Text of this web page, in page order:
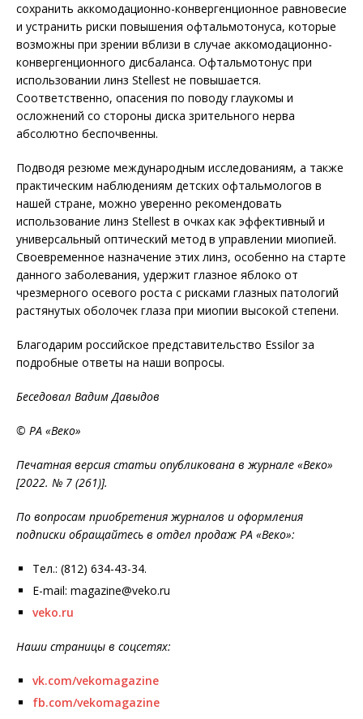
сохранить аккомодационно-конвергенционное равновесие
и устранить риски повышения офтальмотонуса, которые
возможны при зрении вблизи в случае аккомодационно-
конвергенционного дисбаланса. Офтальмотонус при
использовании линз Stellest не повышается.
Соответственно, опасения по поводу глаукомы и
осложнений со стороны диска зрительного нерва
абсолютно беспочвенны.
Подводя резюме международным исследованиям, а также
практическим наблюдениям детских офтальмологов в
нашей стране, можно уверенно рекомендовать
использование линз Stellest в очках как эффективный и
универсальный оптический метод в управлении миопией.
Своевременное назначение этих линз, особенно на старте
данного заболевания, удержит глазное яблоко от
чрезмерного осевого роста с рисками глазных патологий
растянутых оболочек глаза при миопии высокой степени.
Благодарим российское представительство Essilor за
подробные ответы на наши вопросы.
Беседовал Вадим Давыдов
© РА «Веко»
Печатная версия статьи опубликована в журнале «Веко»
[2022. № 7 (261)].
По вопросам приобретения журналов и оформления
подписки обращайтесь в отдел продаж РА «Веко»:
Тел.: (812) 634-43-34.
E-mail: magazine@veko.ru
veko.ru
Наши страницы в соцсетях:
vk.com/vekomagazine
fb.com/vekomagazine